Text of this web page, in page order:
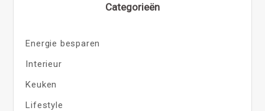
Categorieën
Energie besparen
Interieur
Keuken
Lifestyle